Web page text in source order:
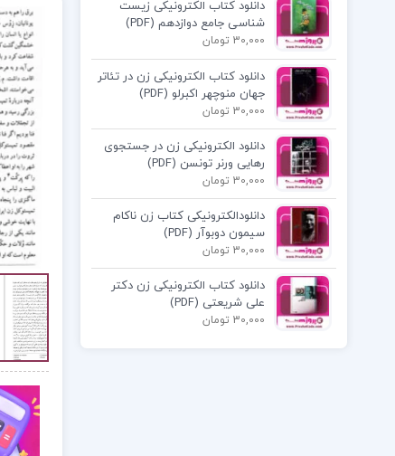
دانلود کتاب الکترونیکی زیست
شناسی جامع دوازدهم (PDF)
30,000 تومان
دانلود کتاب الکترونیکی زن در تئاتر
جهان منوچهر اکبرلو (PDF)
30,000 تومان
دانلود الکترونیکی زن در جستجوی
رهایی ورنر تونسن (PDF)
30,000 تومان
دانلودالکترونیکی کتاب زن ناکام
سیمون دوبوآر (PDF)
30,000 تومان
دانلود کتاب الکترونیکی زن دکتر
علی شریعتی (PDF)
30,000 تومان